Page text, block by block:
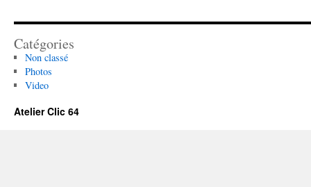
Catégories
Non classé
Photos
Video
Atelier Clic 64